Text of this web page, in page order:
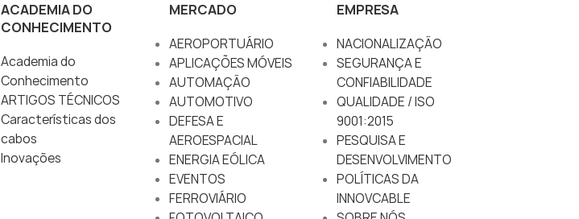
ACADEMIA DO
CONHECIMENTO
Academia do
Conhecimento
ARTIGOS TÉCNICOS
Características dos
cabos
Inovações
MERCADO
AEROPORTUÁRIO
APLICAÇÕES MÓVEIS
AUTOMAÇÃO
AUTOMOTIVO
DEFESA E
AEROESPACIAL
ENERGIA EÓLICA
EVENTOS
FERROVIÁRIO
EMPRESA
NACIONALIZAÇÃO
SEGURANÇA E
CONFIABILIDADE
QUALIDADE / ISO
9001:2015
PESQUISA E
DESENVOLVIMENTO
POLÍTICAS DA
INNOVCABLE